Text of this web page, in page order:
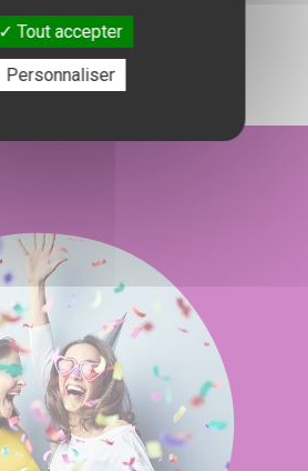
de votre événement.
Tout accepter
Personnaliser